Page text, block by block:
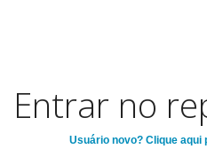
Entrar no
Usuário novo? Clique